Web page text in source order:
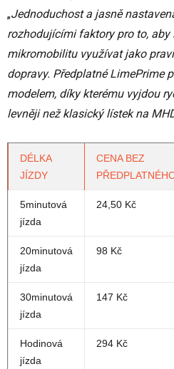
„Jednoduchost a jasně
rozhodujícími faktory pro to,
mikromobilitu využívat jako
dopravy. Předplatné LimePrime
modelem, díky kterému vyjdou
levněji než klasický lístek na
DÉLKA
JÍZDY
CENA BEZ
5minutová
jízda
24,50 Kč
20minutová
jízda
98 Kč
30minutová
jízda
147 Kč
Hodinová
jízda
294 Kč